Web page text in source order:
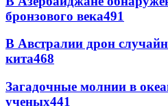
бронзового века491
В Австралии дрон
кита468
Загадочные молнии в
ученых441